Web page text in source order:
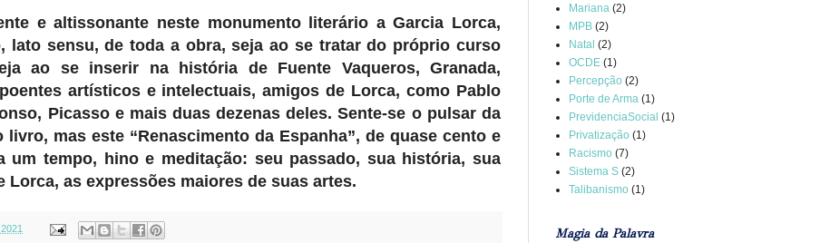
e altissonante neste monumento literário a Garcia Lorca,
lato sensu, de toda a obra, seja ao se tratar do próprio curso
ao se inserir na história de Fuente Vaqueros, Granada,
artísticos e intelectuais, amigos de Lorca, como Pablo
Picasso e mais duas dezenas deles. Sente-se o pulsar da
livro, mas este “Renascimento da Espanha”, de quase cento e
um tempo, hino e meditação: seu passado, sua história, sua
Lorca, as expressões maiores de suas artes.
Mariana (2)
MPB (2)
Natal (2)
OCDE (1)
Percepção (2)
Porte de Arma (1)
PrevidenciaSocial (1)
Privatização (1)
Racismo (7)
Sistema S (2)
Talibanismo (1)
Magia da Palavra